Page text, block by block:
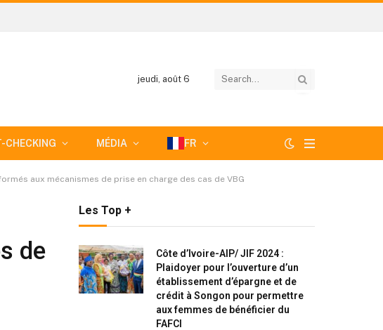
jeudi, août 6
CHECKING MÉDIA FR
aux mécanismes de prise en charge des cas de VBG
de
Les Top +
Côte d’Ivoire-AIP/ JIF 2024 :
Plaidoyer pour l’ouverture d’un
établissement d’épargne et de
crédit à Songon pour permettre
aux femmes de bénéficier du
FAFCI